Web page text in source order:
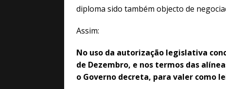
diploma sido também objecto de
Assim:
No uso da autorização legislativa
de Dezembro, e nos termos das
o Governo decreta, para valer como